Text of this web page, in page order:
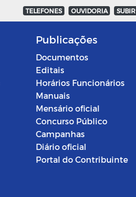
foram
divulgadas
TELEFONES OUVIDORIA SUBIR
Publicações
Documentos
Editais
Horários Funcionários
Manuais
Mensário oficial
Concurso Público
Campanhas
Diário oficial
Portal do Contribuinte